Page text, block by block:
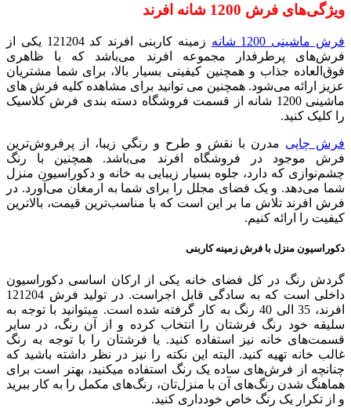
ویژگی‌های فرش 1200 شانه افرند
فرش ماشینی 1200 شانه
زمينه کاربنی افرند کد 121204 یکی از
فرش‌های پرطرفدار مجموعه افرند می‌باشد که با ظاهری
فوق‌العاده جذاب و همچنین کیفیتی بسیار بالا، برای شما مشتریان
عزیز ارائه می‌شود. همچنین می توانید برای مشاهده کلیه فرش های
ماشینی 1200 شانه از قسمت فروشگاه دسته بندی فرش کلاسیک
را کلیک کنید.
فرش چاپی مدرن با نقش و طرح و رنگي زیبا، از پرفروش‌ترین
فرش‌ موجود در فروشگاه افرند می‌باشد. همچنین با رنگ
چشم‌نوازی که دارد، جلوه بسیار زیبایی به خانه و دکوراسیون منزل
شما می‌دهد. و یک فضای مجلل را برای شما به ارمغان می‌آورد. در
فرش افرند تلاش ما بر این است که با مناسب‌ترین قیمت، بالاترین
کیفیت را ارائه کنیم.
دکوراسیون منزل با فرش زمینه کاربنی
گردش رنگ در کل فضای خانه یکی از ارکان اساسی دکوراسیون
داخلی است که به سادگی قابل اجراست. در تولید فرش 121204
افرند، 35 الی 40 رنگ به کار گرفته شده است. می­توانید با توجه به
سلیقه خود رنگ فرش­تان را انتخاب کرده و از آن رنگ­، در سایر
قسمت­‌های خانه نیز استفاده کنید. یا فرشتان را با توجه به رنگ
غالب خانه تهیه کنید. البته این نکته را نیز در نظر داشته باشید که
چنانچه از فرش‌­های ساده یک رنگ استفاده می­کنید، بهتر است برای
هماهنگ شدن رنگ‌­های آن با منزل‌تان، رنگ‌­های مکمل را به کار ببرید
و از تکرار یک رنگ خاص خودداری کنید.